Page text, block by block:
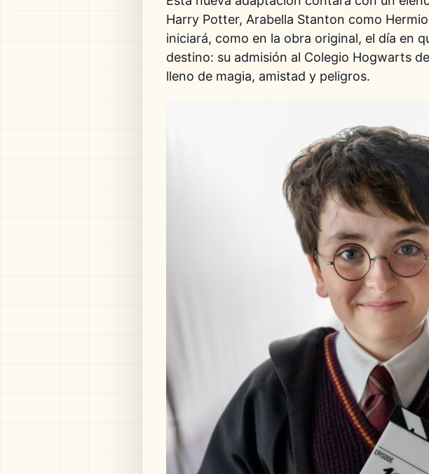
Harry Potter, Arabella Stanton como
iniciará, como en la obra original, el día en
destino: su admisión al Colegio Hogwarts
lleno de magia, amistad y peligros.